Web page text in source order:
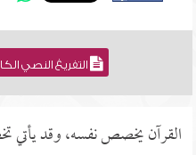
التفريغ النصي
القرآن يخصص نفسه، وقد يأتي